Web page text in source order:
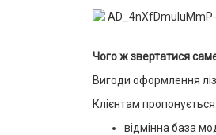
Чого ж звертатися
Вигоди оформлення
Клієнтам пропонується:
відмінна база